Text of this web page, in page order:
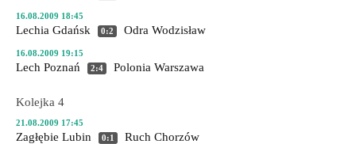
16.08.2009 18:45
Lechia Gdańsk 0:2 Odra Wodzisław
16.08.2009 19:15
Lech Poznań 2:4 Polonia Warszawa
Kolejka 4
21.08.2009 17:45
Zagłębie Lubin 0:1 Ruch Chorzów